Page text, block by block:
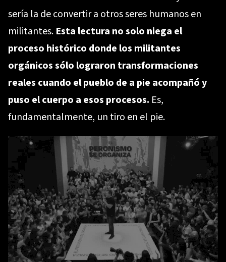
sería la de convertir a otros seres humanos en
militantes. Esta lectura no solo niega el
proceso histórico donde los militantes
orgánicos sólo lograron transformaciones
reales cuando el pueblo de a pie acompañó y
puso el cuerpo a esos procesos. Es,
fundamentalmente, un tiro en el pie.